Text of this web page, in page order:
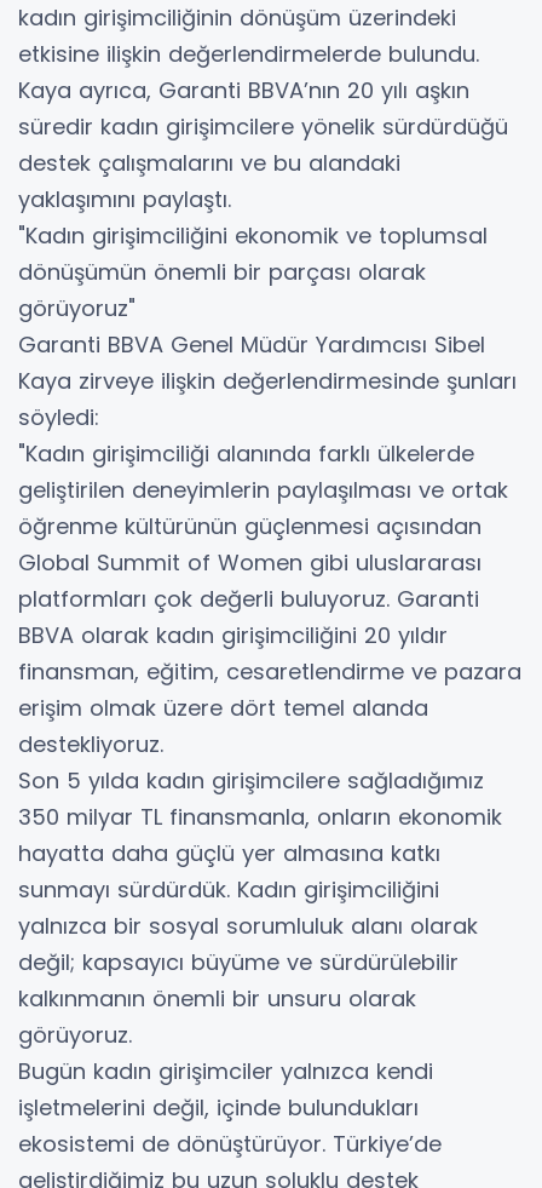
kadın girişimciliğinin dönüşüm üzerindeki
etkisine ilişkin değerlendirmelerde bulundu.
Kaya ayrıca, Garanti BBVA’nın 20 yılı aşkın
süredir kadın girişimcilere yönelik sürdürdüğü
destek çalışmalarını ve bu alandaki
yaklaşımını paylaştı.
"Kadın girişimciliğini ekonomik ve toplumsal
dönüşümün önemli bir parçası olarak
görüyoruz"
Garanti BBVA Genel Müdür Yardımcısı Sibel
Kaya zirveye ilişkin değerlendirmesinde şunları
söyledi:
"Kadın girişimciliği alanında farklı ülkelerde
geliştirilen deneyimlerin paylaşılması ve ortak
öğrenme kültürünün güçlenmesi açısından
Global Summit of Women gibi uluslararası
platformları çok değerli buluyoruz. Garanti
BBVA olarak kadın girişimciliğini 20 yıldır
finansman, eğitim, cesaretlendirme ve pazara
erişim olmak üzere dört temel alanda
destekliyoruz.
Son 5 yılda kadın girişimcilere sağladığımız
350 milyar TL finansmanla, onların ekonomik
hayatta daha güçlü yer almasına katkı
sunmayı sürdürdük. Kadın girişimciliğini
yalnızca bir sosyal sorumluluk alanı olarak
değil; kapsayıcı büyüme ve sürdürülebilir
kalkınmanın önemli bir unsuru olarak
görüyoruz.
Bugün kadın girişimciler yalnızca kendi
işletmelerini değil, içinde bulundukları
ekosistemi de dönüştürüyor. Türkiye’de
geliştirdiğimiz bu uzun soluklu destek